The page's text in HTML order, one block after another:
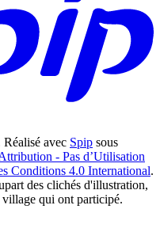
Réalisé avec Spip sous
- Pas d’Utilisation
Conditions 4.0 International.
des clichés d'illustration,
village qui ont participé.